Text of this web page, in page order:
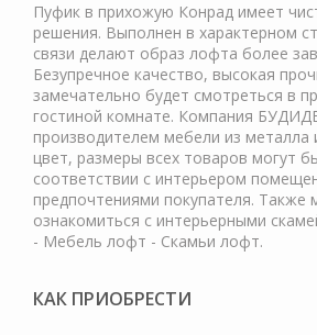
Пуфик в прихожую Конрад имеет
решения. Выполнен в характерном
связи делают образ лофта более
Безупречное качество, высокая
замечательно будет смотреться в
гостиной комнате. Компания
производителем мебели из металла
цвет, размеры всех товаров могут
соответствии с интерьером
предпочтениями покупателя. Также
ознакомиться с интерьерными
- Мебель лофт - Скамьи лофт.
КАК ПРИОБРЕСТИ